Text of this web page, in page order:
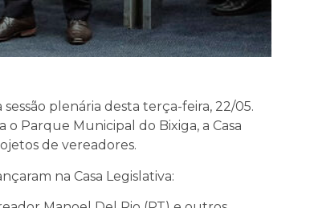
plenária desta terça-feira, 22/05.
Parque Municipal do Bixiga, a Casa
de vereadores.
na Casa Legislativa: